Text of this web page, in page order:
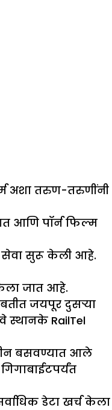
अशा तरुण-तरुणींनी
आणि पॉर्न फिल्म
सेवा सुरू केली आहे.
जात आहे.
जयपूर दुसऱ्या
स्थानके RailTel
बसवण्यात आले
डेटा खर्च केला